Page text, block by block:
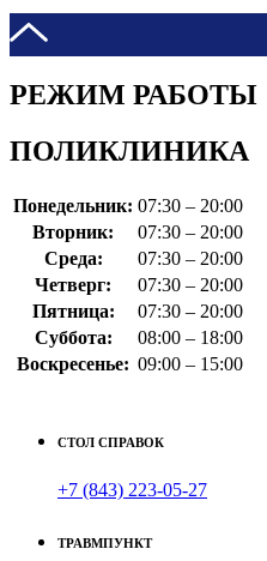
РЕЖИМ РАБОТЫ
ПОЛИКЛИНИКА
Понедельник: 07:30 – 20:00
Вторник:
07:30 – 20:00
Среда:
07:30 – 20:00
Четверг:
07:30 – 20:00
Пятница:
07:30 – 20:00
Суббота:
08:00 – 18:00
Воскресенье: 09:00 – 15:00
СТОЛ СПРАВОК
+7 (843) 223-05-27
ТРАВМПУНКТ